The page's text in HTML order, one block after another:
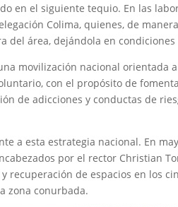
en el siguiente tequio. En las
Colima, quienes, de
del área, dejándola en
movilización nacional orientada
con el propósito de
de adicciones y conductas de
a esta estrategia nacional. En
por el rector Christian
recuperación de espacios en los
zona conurbada.